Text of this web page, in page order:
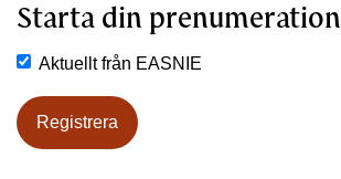
Starta din prenumeration
Aktuellt från EASNIE
Registrera